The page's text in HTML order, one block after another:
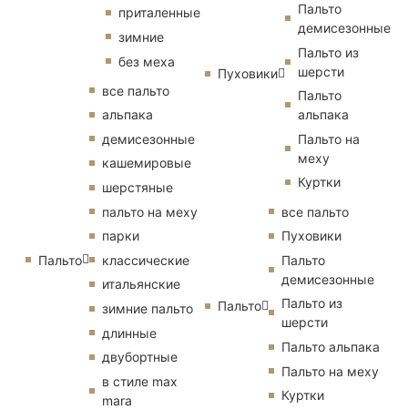
приталенные
зимние
без меха
Пальто
все пальто
альпака
демисезонные
кашемировые
шерстяные
пальто на меху
парки
классические
итальянские
зимние пальто
длинные
двубортные
в стиле max
mara
Пуховики
Пальто
демисезонные
Пальто из
шерсти
Пальто
альпака
Пальто на
меху
Куртки
Пальто
все пальто
Пуховики
Пальто
демисезонные
Пальто из
шерсти
Пальто альпака
Пальто на меху
Куртки